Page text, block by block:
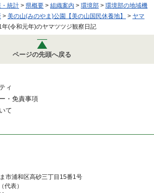
統計 > 県概要 > 組織案内 > 環境部 > 環境部の地域機
> 美の山(みのやま)公園【美の山国民休養地】 > ヤマ
年(令和元年)のヤマツツジ観察日記
ページの先頭へ戻る
ィ
・免責事項
て
市浦和区高砂三丁目15番1号
代表）